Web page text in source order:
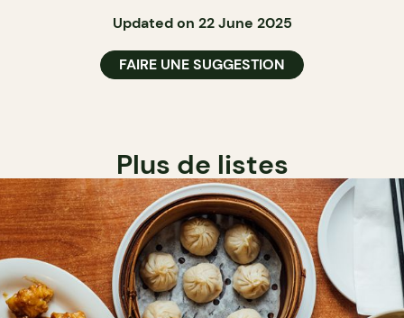
Updated on 22 June 2025
FAIRE UNE SUGGESTION
Plus de listes